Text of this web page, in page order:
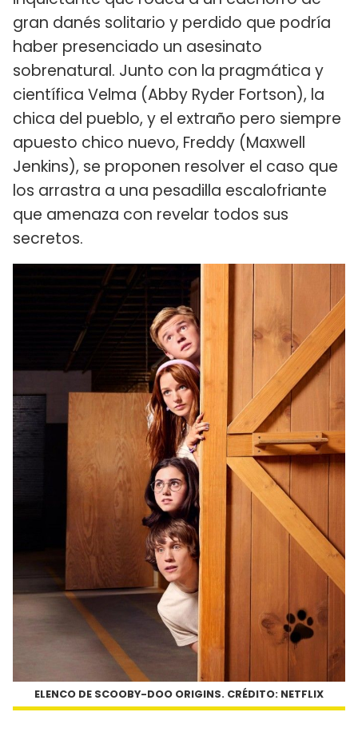
gran danés solitario y perdido que podría
haber presenciado un asesinato
sobrenatural. Junto con la pragmática y
científica Velma (Abby Ryder Fortson), la
chica del pueblo, y el extraño pero siempre
apuesto chico nuevo, Freddy (Maxwell
Jenkins), se proponen resolver el caso que
los arrastra a una pesadilla escalofriante
que amenaza con revelar todos sus
secretos.
ELENCO DE SCOOBY-DOO ORIGINS. CRÉDITO: NETFLIX